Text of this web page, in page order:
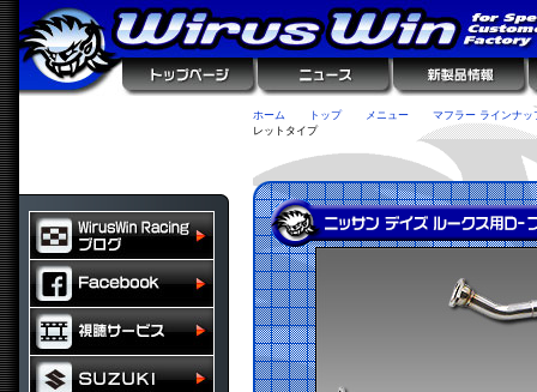
ホーム トップ メニュー
マフラー ラインナッ
レットタイプ